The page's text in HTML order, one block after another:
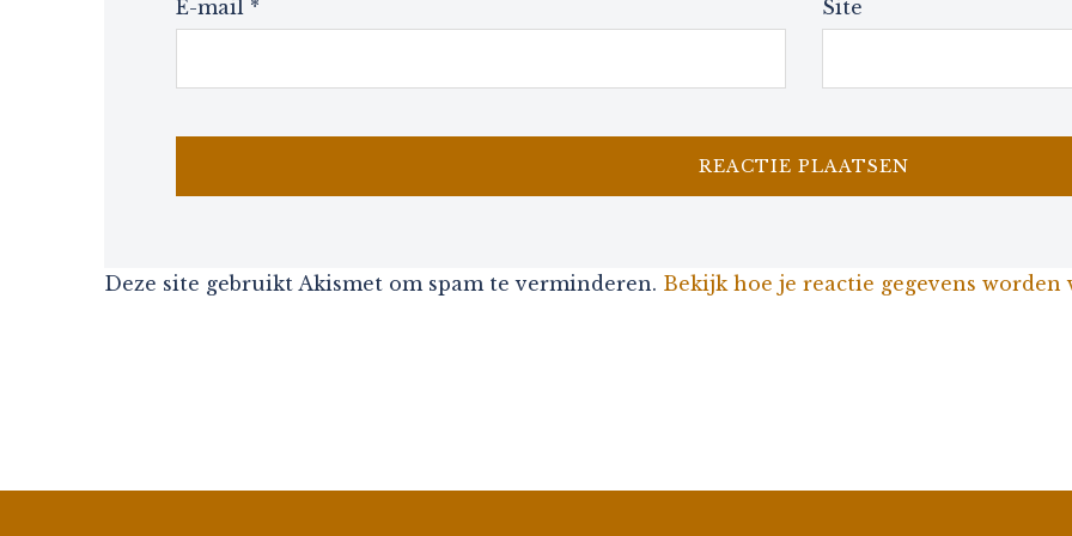
E-mail * Site
Deze site gebruikt Akismet om spam te verminderen. Bekijk hoe je reactie gegevens worden